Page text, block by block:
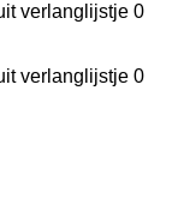
verlanglijstje 0
verlanglijstje 0